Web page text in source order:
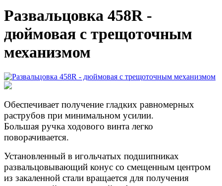
Развальцовка 458R -
дюймовая с трещоточным
механизмом
Обеспечивает получение гладких равномерных
раструбов при минимальном усилии.
Большая ручка ходового винта легко
поворачивается.
Установленный в игольчатых подшипниках
развальцовывающий конус со смещенным центром
из закаленной стали вращается для получения